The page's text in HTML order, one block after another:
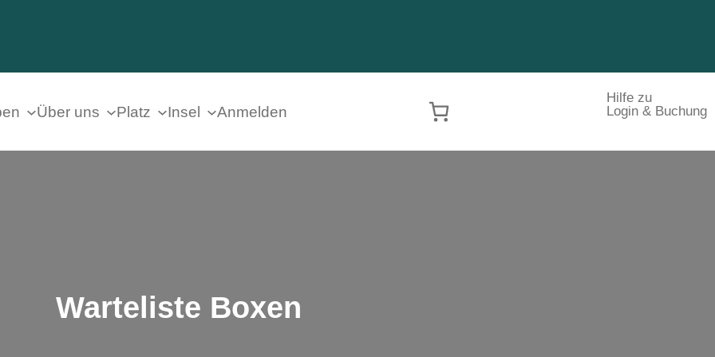
Über uns Platz Insel Anmelden
Hilfe zu
Login & Buchung
Warteliste Boxen